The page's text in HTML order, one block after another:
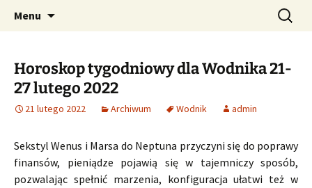
CzaroMarowy horoskop
dzienny, miesięczny i
tygodniowy
Profesjonalne przepowiednie astrologiczne
Menu Szukaj:
Horoskop tygodniowy dla Wodnika 21-
27 lutego 2022
21 lutego 2022 Archiwum Wodnik admin
Sekstyl Wenus i Marsa do Neptuna przyczyni się do poprawy
finansów, pieniądze pojawią się w tajemniczy sposób,
pozwalając spełnić marzenia, konfiguracja ułatwi też w